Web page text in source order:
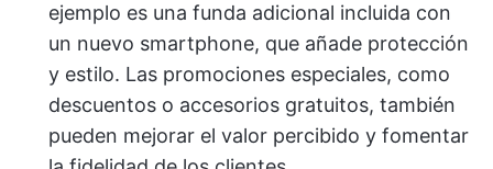
ejemplo es una funda adicional incluida con
un nuevo smartphone, que añade protección
y estilo. Las promociones especiales, como
descuentos o accesorios gratuitos, también
pueden mejorar el valor percibido y fomentar